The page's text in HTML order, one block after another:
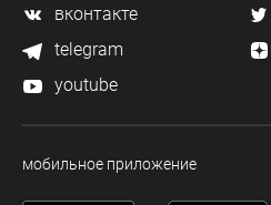
вконтакте
telegram
youtube
мобильное приложение